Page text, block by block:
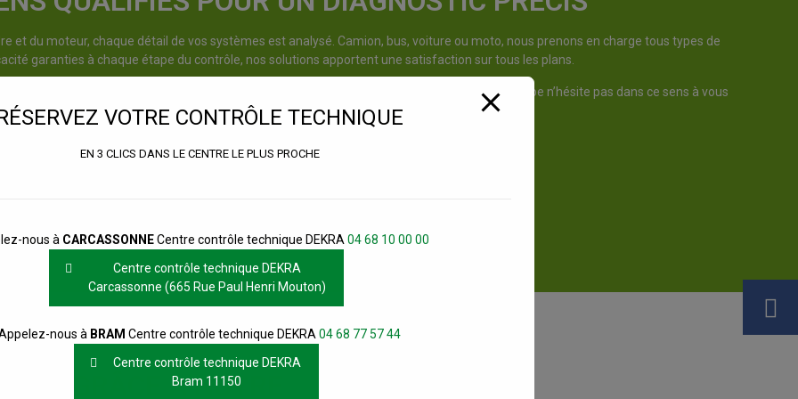
et du moteur, chaque détail de vos systèmes est analysé. Camion, bus, voiture ou moto, nous prenons en charge tous types de
garanties à chaque étape du contrôle, nos solutions apportent une satisfaction sur tous les plans.
un contrôle technique Carcassonne ? C.T.P.A est le partenaire qu’il vous faut. Notre équipe n’hésite pas dans ce sens à vous
donner des conseils d’experts pour plus de longévité et d’efficacité.
RENDEZ-VOUS EN LIGNE
GRÂCE À NOTRE
VOTRE CONTRÔLE TECHNIQUE
EN 3 CLICS DANS LE CENTRE LE PLUS PROCHE
nous à CARCASSONNECentre contrôle technique DEKRA 04 68 10 00 00
Centre contrôle technique DEKRA
Carcassonne (665 Rue Paul Henri Mouton)
nous à BRAM Centre contrôle technique DEKRA 04 68 77 57 44
Centre contrôle technique DEKRA
Bram 11150